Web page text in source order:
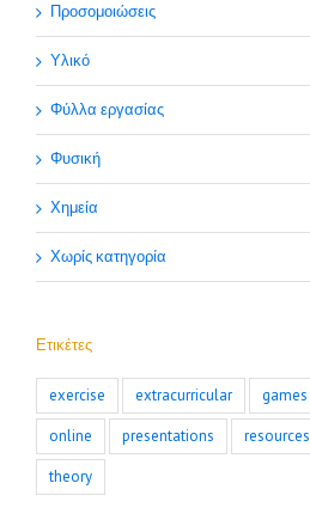
Προσομοιώσεις
Υλικό
Φύλλα εργασίας
Φυσική
Χημεία
Χωρίς κατηγορία
Ετικέτες
exercise extracurricular games
online
presentations resources
theory